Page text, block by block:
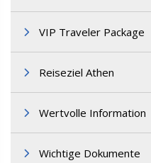
VIP Traveler Package
Reiseziel Athen
Wertvolle Information
Wichtige Dokumente